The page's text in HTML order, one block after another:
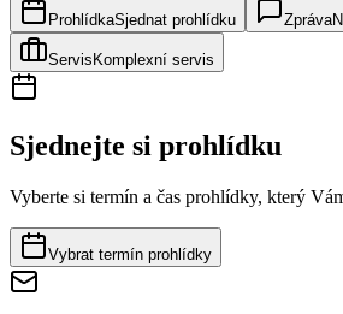
ProhlídkaSjednat prohlídku Zpráva
Servis Komplexní servis
Sjednejte si prohlídku
Vyberte si termín a čas prohlídky, který
Vybrat termín prohlídky